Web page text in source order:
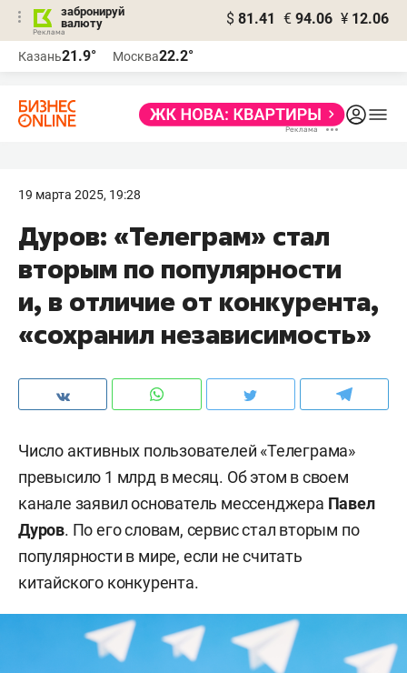
забронируй
валюту
$ 81.41 € 94.06 ¥ 12.06
Казань21.9° Москва22.2°
19 марта 2025, 19:28
Дуров: «Телеграм» стал
вторым по популярности
и, в отличие от конкурента,
«сохранил независимость»
Число активных пользователей «Телеграма»
превысило 1 млрд в месяц. Об этом в своем
канале заявил основатель мессенджера Павел
Дуров. По его словам, сервис стал вторым по
популярности в мире, если не считать
китайского конкурента.